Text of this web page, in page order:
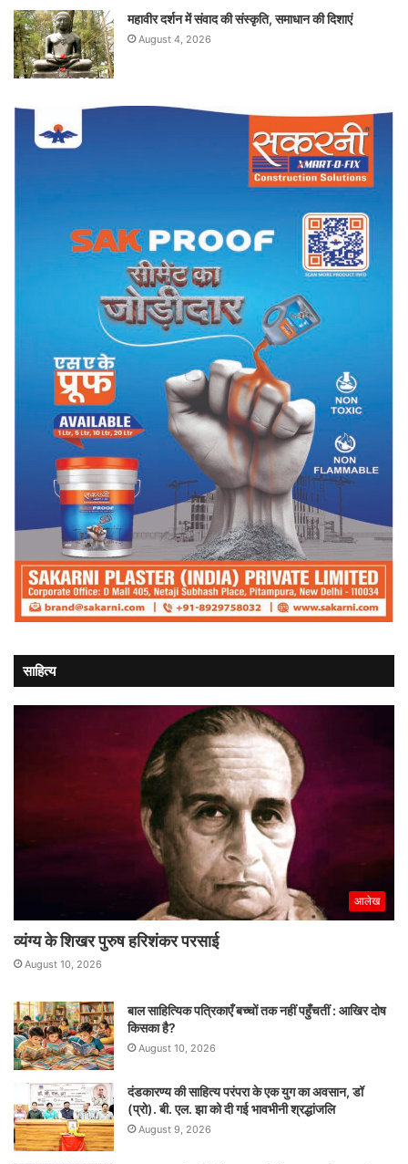
महावीर दर्शन में संवाद की संस्कृति, समाधान की दिशाएं
August 4, 2026
साहित्य
आलेख
व्यंग्य के शिखर पुरुष हरिशंकर परसाई
August 10, 2026
बाल साहित्यिक पत्रिकाएँ बच्चों तक नहीं पहुँचतीं : आखिर दोष
किसका है?
August 10, 2026
दंडकारण्य की साहित्य परंपरा के एक युग का अवसान, डॉ
(प्रो). बी. एल. झा को दी गई भावभीनी श्रद्धांजलि
August 9, 2026